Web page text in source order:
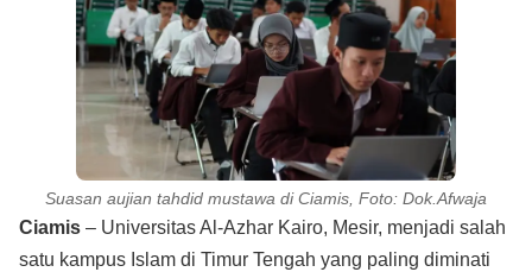
Suasan aujian tahdid mustawa di Ciamis, Foto: Dok.Afwaja
Ciamis – Universitas Al-Azhar Kairo, Mesir, menjadi salah
satu kampus Islam di Timur Tengah yang paling diminati